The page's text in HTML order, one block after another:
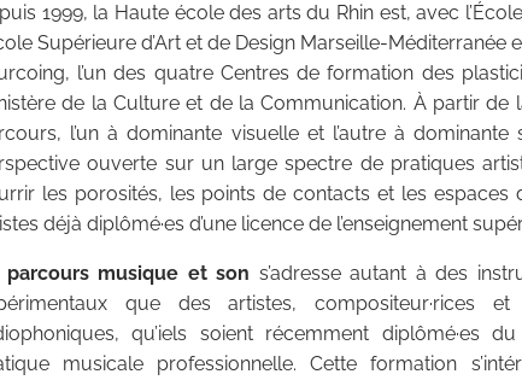
1999, la Haute école des arts du Rhin est, avec
Supérieure d’Art et de Design Marseille-Méditerranée
l’un des quatre Centres de formation des
de la Culture et de la Communication. À partir de
l’un à dominante visuelle et l’autre à
ouverte sur un large spectre de pratiques
les porosités, les points de contacts et les espaces
déjà diplômé·es d’une licence de l’enseignement
parcours musique et son s’adresse autant à des
que des artistes, compositeur·rices
qu’iels soient récemment diplômé·es
musicale professionnelle. Cette formation